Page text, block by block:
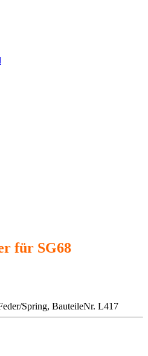
für SG68
Spring, BauteileNr. L417